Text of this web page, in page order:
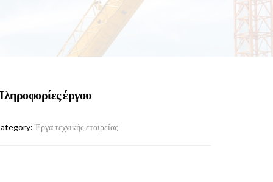
έργου
Έργα τεχνικής εταιρείας